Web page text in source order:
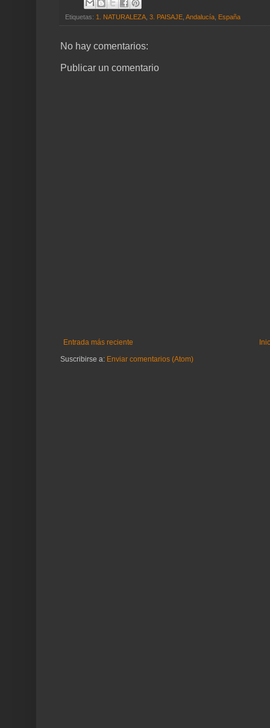
Etiquetas: 1. NATURALEZA 3. PAISAJE Andalucía España
No hay comentarios:
Publicar un comentario
Entrada más reciente
Suscribirse a: Enviar comentarios (Atom)